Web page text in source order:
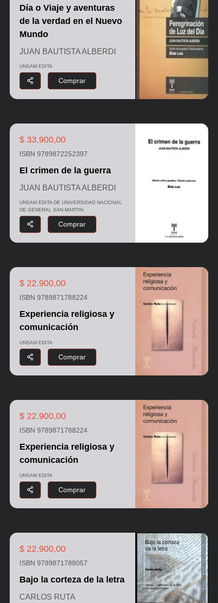
Día o Viaje y aventuras
de la verdad en el Nuevo
Mundo
JUAN BAUTISTA ALBERDI
UNSAM EDITA
Comprar
$ 33.900,00
ISBN 9789872252397
El crimen de la guerra
JUAN BAUTISTA ALBERDI
UNSAM EDITA DE UNIVERSIDAD NACIONAL
DE GENERAL SAN MARTIN
Comprar
$ 22.900,00
ISBN 9789871788224
Experiencia religiosa y
comunicación
UNSAM EDITA
Comprar
$ 22.900,00
ISBN 9789871788224
Experiencia religiosa y
comunicación
UNSAM EDITA
Comprar
$ 22.900,00
ISBN 9789871788057
Bajo la corteza de la letra
CARLOS RUTA